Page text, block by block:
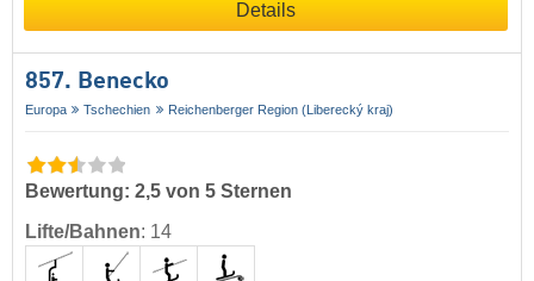
Details
857. Benecko
Europa Tschechien Reichenberger Region (Liberecký kraj)
Bewertung: 2,5 von 5 Sternen
Lifte/Bahnen: 14